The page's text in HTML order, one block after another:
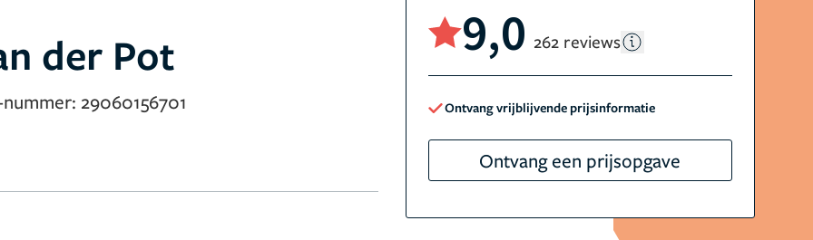
der Pot
nummer: 29060156701
9,0 262 reviews
Ontvang vrijblijvende prijsinformatie
Ontvang een prijsopgave